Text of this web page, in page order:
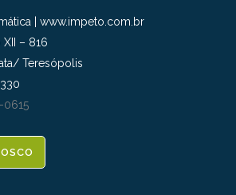
www.impeto.com.br
XII – 816
/ Teresópolis
0615